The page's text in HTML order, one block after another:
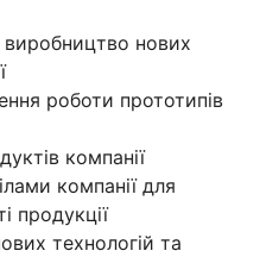
нових
роботи прототипів
компанії
компанії для
продукції
технологій та